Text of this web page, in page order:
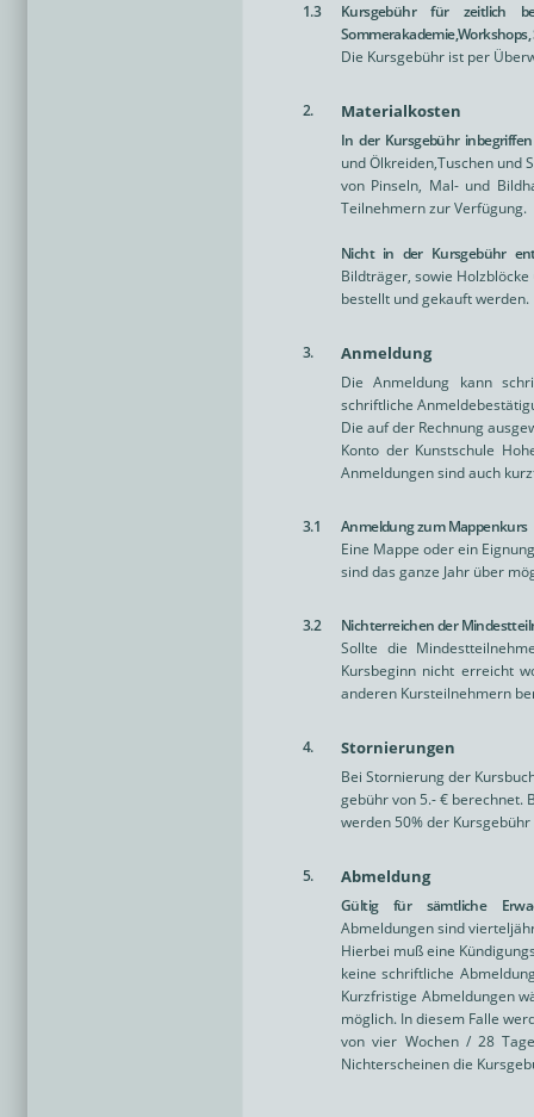
1.3
Kursgebühr für zeitlich
Die Kursgebühr ist per
2. Materialkosten
In der Kursgebühr inbegriffen
und Ölkreiden,Tuschen und
von Pinseln, Mal- und
Teilnehmern zur Verfügung.
Nicht in der Kursgebühr
Bildträger, sowie
bestellt und gekauft werden.
3. Anmeldung
Die Anmeldung kann
schriftliche
Die auf der Rechnung
Konto der Kunstschule
Anmeldungen sind auch
3.1
Anmeldung zum Mappenkurs
Eine Mappe oder ein
sind das ganze Jahr über
3.2
Nichterreichen der
Sollte die
Kursbeginn nicht erreicht
anderen Kursteilnehmern
4. Stornierungen
Bei Stornierung der
gebühr von 5.- € berechnet.
werden 50% der
5. Abmeldung
Gültig für sämtliche
Abmeldungen sind
Hierbei muß eine
keine schriftliche
Kurzfristige Abmeldungen
möglich. In diesem Falle
von vier Wochen / 28
Nichterscheinen die